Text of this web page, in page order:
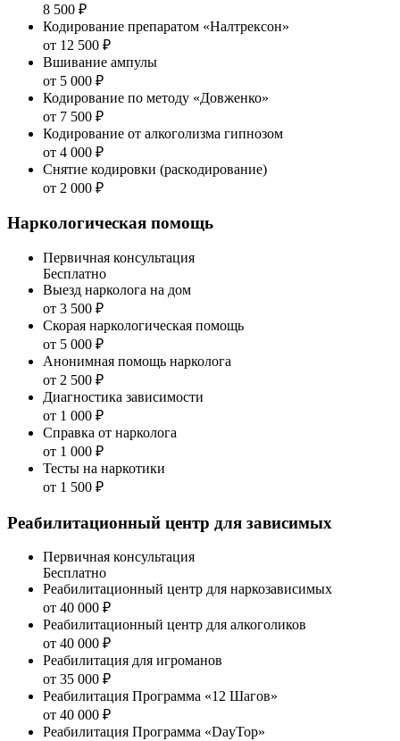
8 500 ₽
Кодирование препаратом «Налтрексон»
от 12 500 ₽
Вшивание ампулы
от 5 000 ₽
Кодирование по методу «Довженко»
от 7 500 ₽
Кодирование от алкоголизма гипнозом
от 4 000 ₽
Снятие кодировки (раскодирование)
от 2 000 ₽
Наркологическая помощь
Первичная консультация
Бесплатно
Выезд нарколога на дом
от 3 500 ₽
Скорая наркологическая помощь
от 5 000 ₽
Анонимная помощь нарколога
от 2 500 ₽
Диагностика зависимости
от 1 000 ₽
Справка от нарколога
от 1 000 ₽
Тесты на наркотики
от 1 500 ₽
Реабилитационный центр для зависимых
Первичная консультация
Бесплатно
Реабилитационный центр для наркозависимых
от 40 000 ₽
Реабилитационный центр для алкоголиков
от 40 000 ₽
Реабилитация для игроманов
от 35 000 ₽
Реабилитация Программа «12 Шагов»
от 40 000 ₽
Реабилитация Программа «DayTop»